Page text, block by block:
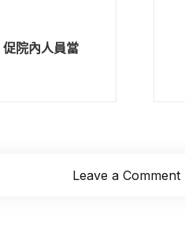
院內人員當
Leave a Comment